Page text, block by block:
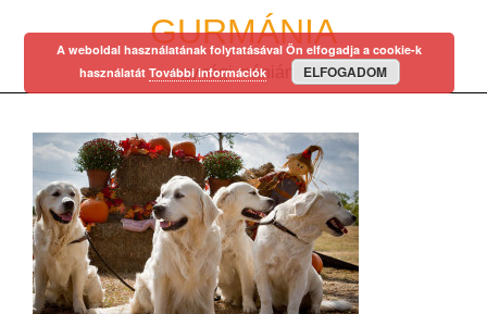
GURMÁNIA
egy régi mániám…
A weboldal használatának folytatásával Ön elfogadja a cookie-k
használatát További információk ELFOGADOM